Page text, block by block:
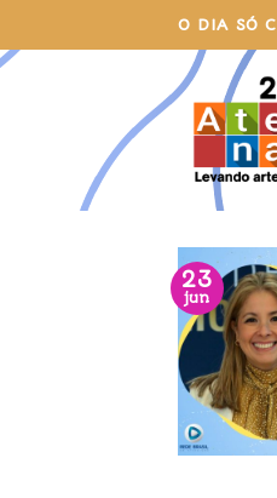
to
content
O DIA SÓ
23
jun